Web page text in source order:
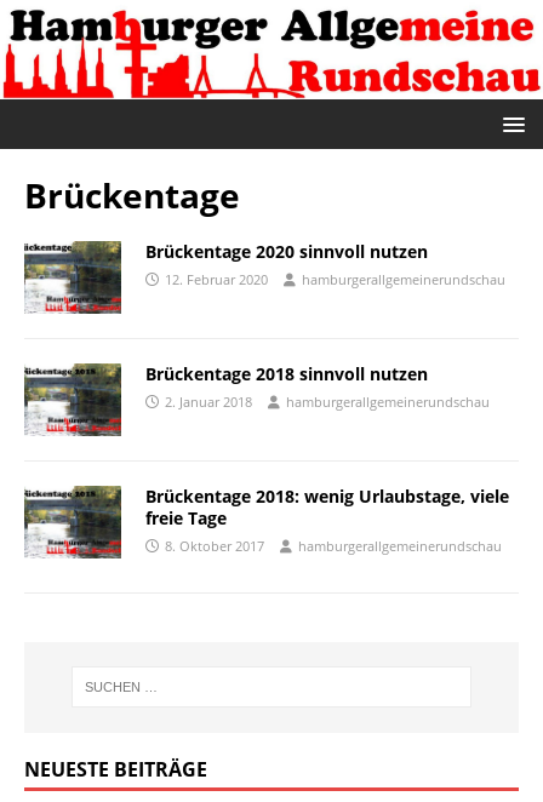
Brückentage
Brückentage 2020 sinnvoll nutzen
12. Februar 2020 hamburgerallgemeinerundschau
Brückentage 2018 sinnvoll nutzen
2. Januar 2018 hamburgerallgemeinerundschau
Brückentage 2018: wenig Urlaubstage, viele
freie Tage
8. Oktober 2017 hamburgerallgemeinerundschau
NEUESTE BEITRÄGE